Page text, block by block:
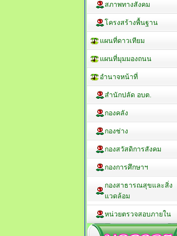
สภาพทางสังคม
โครงสร้างพื้นฐาน
แผนที่ดาวเทียม
แผนที่มุมมองถนน
อำนาจหน้าที่
สำนักปลัด อบต.
กองคลัง
กองช่าง
กองสวัสดิการสังคม
กองการศึกษาฯ
กองสาธารณสุขและสิ่ง
แวดล้อม
หน่วยตรวจสอบภายใน